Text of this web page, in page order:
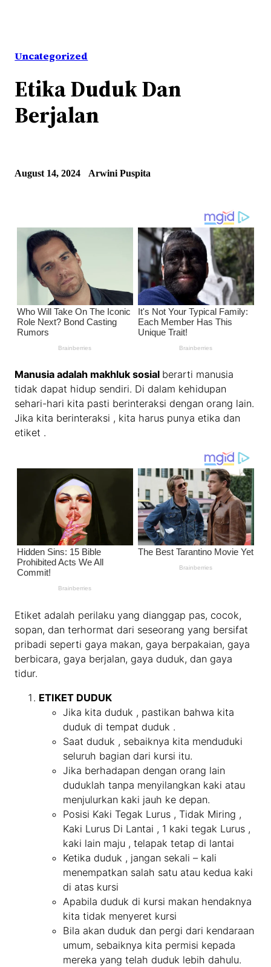
Uncategorized
Etika Duduk Dan
Berjalan
August 14, 2024 Arwini Puspita
Manusia adalah makhluk sosial berarti manusia
tidak dapat hidup sendiri. Di dalam kehidupan
sehari-hari kita pasti berinteraksi dengan orang lain.
Jika kita berinteraksi , kita harus punya etika dan
etiket .
Etiket adalah perilaku yang dianggap pas, cocok,
sopan, dan terhormat dari seseorang yang bersifat
pribadi seperti gaya makan, gaya berpakaian, gaya
berbicara, gaya berjalan, gaya duduk, dan gaya
tidur.
ETIKET DUDUK
Jika kita duduk , pastikan bahwa kita
duduk di tempat duduk .
Saat duduk , sebaiknya kita menduduki
seluruh bagian dari kursi itu.
Jika berhadapan dengan orang lain
duduklah tanpa menyilangkan kaki atau
menjulurkan kaki jauh ke depan.
Posisi Kaki Tegak Lurus , Tidak Miring ,
Kaki Lurus Di Lantai , 1 kaki tegak Lurus ,
kaki lain maju , telapak tetap di lantai
Ketika duduk , jangan sekali – kali
menempatkan salah satu atau kedua kaki
di atas kursi
Apabila duduk di kursi makan hendaknya
kita tidak menyeret kursi
Bila akan duduk dan pergi dari kendaraan
umum, sebaiknya kita permisi kepada
mereka yang telah duduk lebih dahulu.